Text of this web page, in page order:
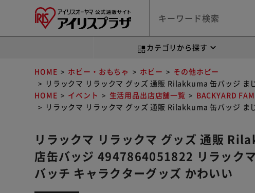
カテゴリから探す
HOME ホビー・おもちゃ ホビー
その他ホビー
リラックマ リラックマ グッズ 通販 Rilakkuma 缶バッジ
HOME
イベント 生活用品出店店舗一覧
BACKYARD
リラックマ リラックマ グッズ 通販 Rilakkuma 缶バッジ
リラックマ リラックマ グッズ 通販
店缶バッジ 4947864051822 リラック
バッチ キャラクターグッズ かわいい